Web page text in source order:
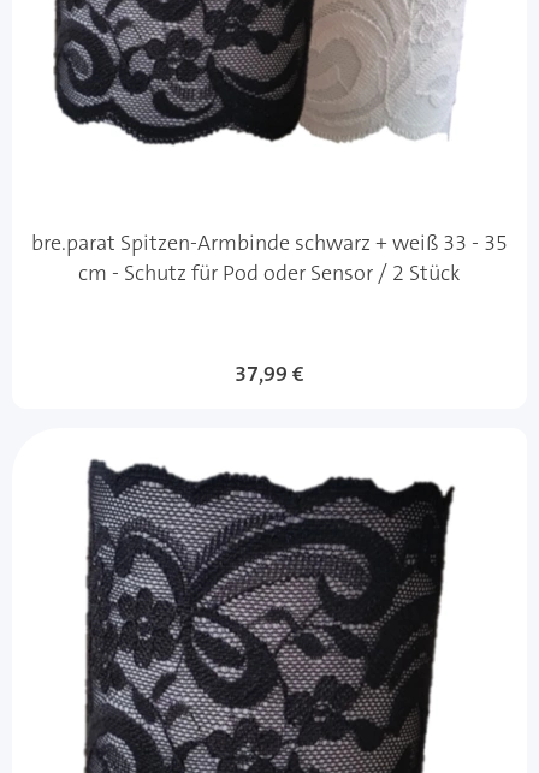
bre.parat Spitzen-Armbinde schwarz + weiß 33 - 35
cm - Schutz für Pod oder Sensor / 2 Stück
37,99 €